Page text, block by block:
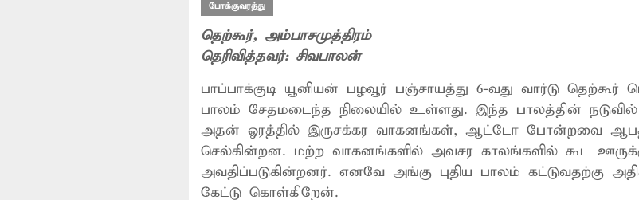
போக்குவரத்து
தெற்கூர், அம்பாசமுத்திரம்
தெரிவித்தவர்: சிவபாலன்
பாப்பாக்குடி யூனியன் பழவூர் பஞ்சாயத்து 6-வது வார்டு
பாலம் சேதமடைந்த நிலையில் உள்ளது. இந்த பாலத்தின் நடுவில்
அதன் ஓரத்தில் இருசக்கர வாகனங்கள், ஆட்டோ போன்றவை
செல்கின்றன. மற்ற வாகனங்களில் அவசர காலங்களில் கூட
அவதிப்படுகின்றனர். எனவே அங்கு புதிய பாலம் கட்டுவதற்கு
கேட்டு கொள்கிறேன்.